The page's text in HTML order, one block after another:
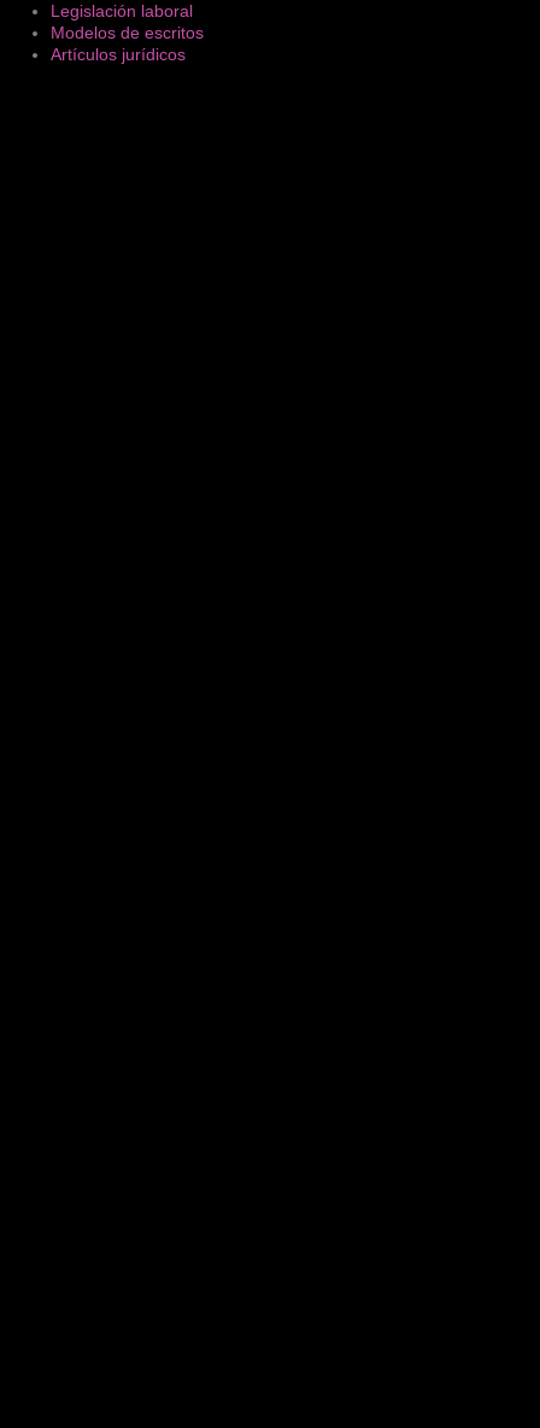
Legislación laboral
Modelos de escritos
Artículos jurídicos
Search